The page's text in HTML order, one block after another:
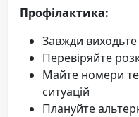
Профілактика:
Завжди
Перевіряйте
Майте номери
ситуацій
Плануйте